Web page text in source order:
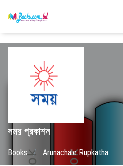
সময় প্রকাশন
Books / Arunachale Rupkatha